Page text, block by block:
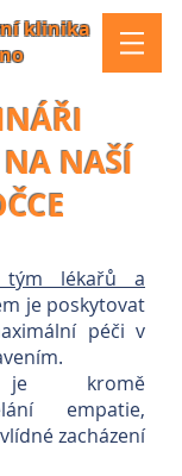
klinika
NAŠÍ
tým lékařů a
je poskytovat
péči v
je kromě
empatie,
zacházení